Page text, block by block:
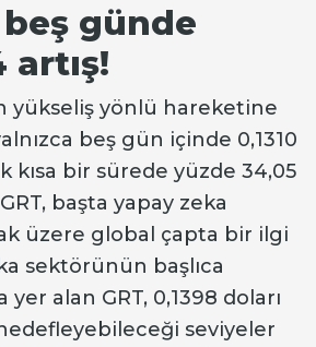
beş günde
artış!
yükseliş yönlü hareketine
beş gün içinde 0,1310
kısa bir sürede yüzde 34,05
başta yapay zeka
üzere global çapta bir ilgi
sektörünün başlıca
yer alan GRT, 0,1398 doları
seviyeler